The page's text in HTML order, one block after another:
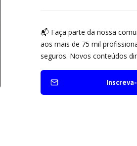
📬 Faça parte da nossa
aos mais de 75 mil
seguros. Novos conteúdos